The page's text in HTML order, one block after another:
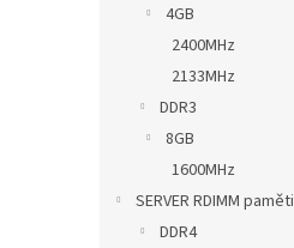
4GB
2400MHz
2133MHz
DDR3
8GB
1600MHz
SERVER RDIMM paměti
DDR4